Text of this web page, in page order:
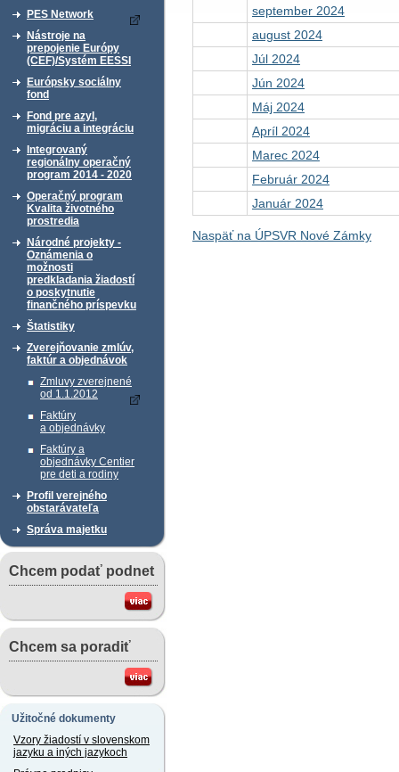
PES Network
Nástroje na
prepojenie Európy
(CEF)/Systém EESSI
Európsky sociálny
fond
Fond pre azyl,
migráciu a integráciu
Integrovaný
regionálny operačný
program 2014 - 2020
Operačný program
Kvalita životného
prostredia
Národné projekty -
Oznámenia o
možnosti
predkladania žiadostí
o poskytnutie
finančného príspevku
Štatistiky
Zverejňovanie zmlúv,
faktúr a objednávok
Zmluvy zverejnené
od 1.1.2012
Faktúry
a objednávky
Faktúry a
objednávky Centier
pre deti a rodiny
Profil verejného
obstarávateľa
Správa majetku
Chcem podať podnet
Chcem sa poradiť
Užitočné dokumenty
Vzory žiadostí v slovenskom
jazyku a iných jazykoch
september 2024
august 2024
Júl 2024
Jún 2024
Máj 2024
Apríl 2024
Marec 2024
Február 2024
Január 2024
Naspäť na ÚPSVR Nové Zámky